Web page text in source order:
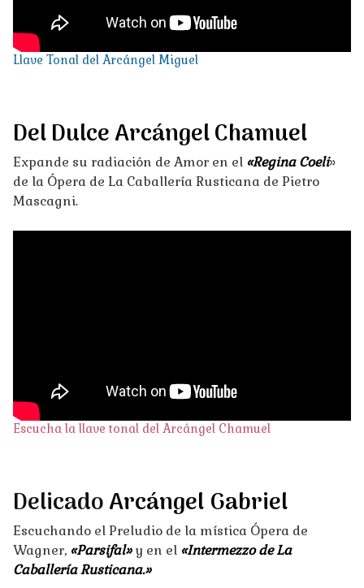
Llave Tonal del Arcángel Miguel
Del Dulce Arcángel Chamuel
Expande su radiación de Amor en el «Regina Coeli»
de la Ópera de La Caballería Rusticana de Pietro
Mascagni.
Escucha la llave tonal del Arcángel Chamuel
DelicadoArcángel Gabriel
Escuchando el Preludio de la mística Ópera de
Wagner, «Parsifal»y en el «Intermezzo de La
Caballería Rusticana.»